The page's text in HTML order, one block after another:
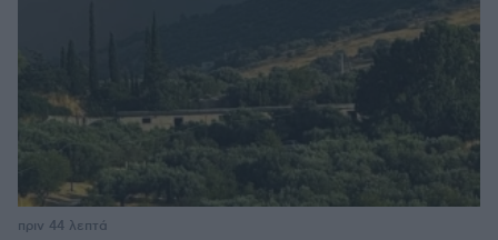
πριν 44 λεπτά